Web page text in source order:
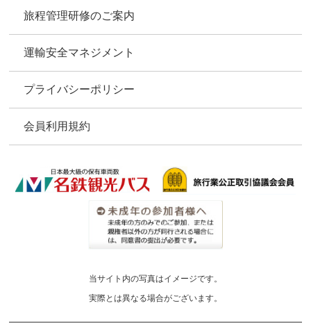
旅程管理研修のご案内
運輸安全マネジメント
プライバシーポリシー
会員利用規約
当サイト内の写真はイメージです。
実際とは異なる場合がございます。